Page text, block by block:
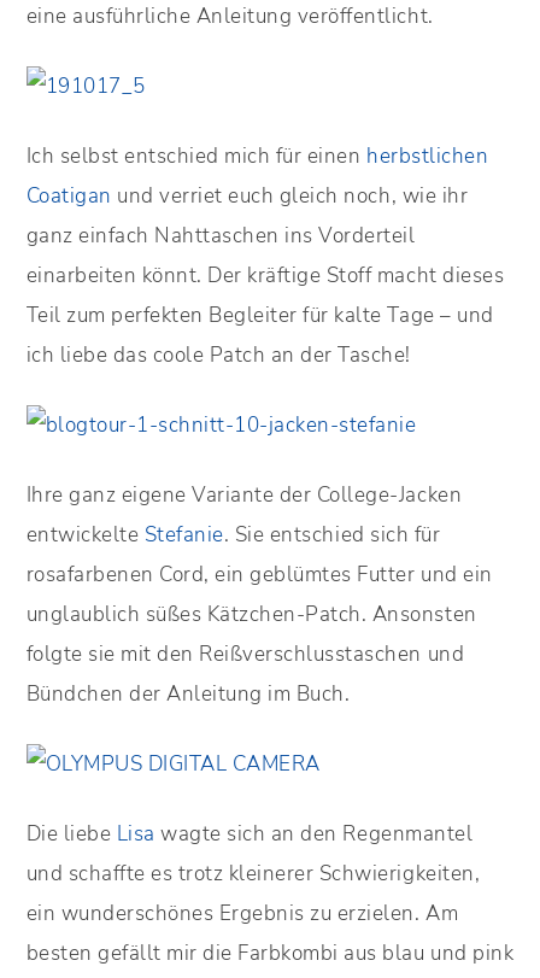
eine ausführliche Anleitung veröffentlicht.
Ich selbst entschied mich für einen herbstlichen
Coatigan und verriet euch gleich noch, wie ihr
ganz einfach Nahttaschen ins Vorderteil
einarbeiten könnt. Der kräftige Stoff macht dieses
Teil zum perfekten Begleiter für kalte Tage – und
ich liebe das coole Patch an der Tasche!
Ihre ganz eigene Variante der College-Jacken
entwickelte Stefanie. Sie entschied sich für
rosafarbenen Cord, ein geblümtes Futter und ein
unglaublich süßes Kätzchen-Patch. Ansonsten
folgte sie mit den Reißverschlusstaschen und
Bündchen der Anleitung im Buch.
Die liebe Lisa wagte sich an den Regenmantel
und schaffte es trotz kleinerer Schwierigkeiten,
ein wunderschönes Ergebnis zu erzielen. Am
besten gefällt mir die Farbkombi aus blau und pink